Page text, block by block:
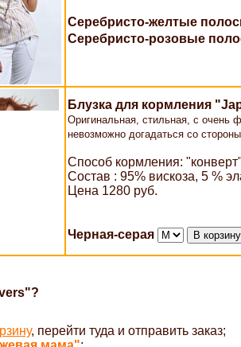
Серебристо-желтые
Серебристо-розовые
Блузка для кормления
Оригинальная, стильная, с очень
невозможно догадаться со
Способ кормления:
Состав : 95% вискоза, 5 %
Цена 1280 руб.
Черная-серая
, перейти туда и отправить заказ;